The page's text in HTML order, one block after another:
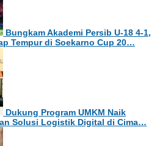
Bungkam Akademi Persib U-18 4-1,
Tempur di Soekarno Cup 20…
Dukung Program UMKM Naik
Solusi Logistik Digital di Cima…